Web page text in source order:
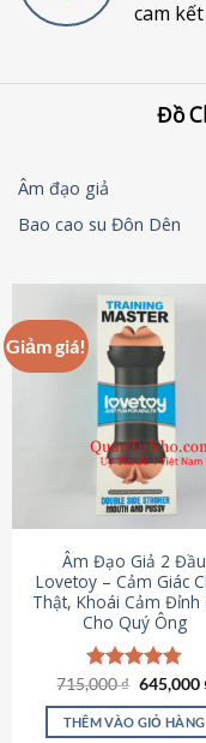
cam
Đồ
Âm đạo giả
Bao cao su Đôn Dên
Giảm giá!
Âm Đạo Giả 2 Đầu
Lovetoy – Cảm Giác
Thật, Khoái Cảm Đỉnh
Cho Quý Ông
Được xếp
hạng4.79
5 sao
715,000₫ Giá
là:
715,000 ₫.
645,000
THÊM VÀO GIỎ HÀNG